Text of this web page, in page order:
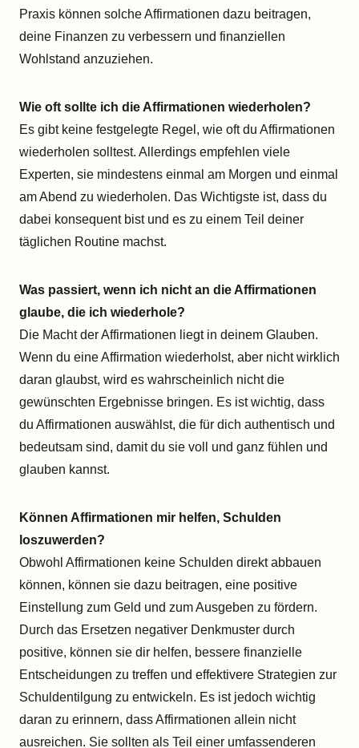
Praxis können solche Affirmationen dazu beitragen,
deine Finanzen zu verbessern und finanziellen
Wohlstand anzuziehen.
Wie oft sollte ich die Affirmationen wiederholen?
Es gibt keine festgelegte Regel, wie oft du Affirmationen
wiederholen solltest. Allerdings empfehlen viele
Experten, sie mindestens einmal am Morgen und einmal
am Abend zu wiederholen. Das Wichtigste ist, dass du
dabei konsequent bist und es zu einem Teil deiner
täglichen Routine machst.
Was passiert, wenn ich nicht an die Affirmationen
glaube, die ich wiederhole?
Die Macht der Affirmationen liegt in deinem Glauben.
Wenn du eine Affirmation wiederholst, aber nicht wirklich
daran glaubst, wird es wahrscheinlich nicht die
gewünschten Ergebnisse bringen. Es ist wichtig, dass
du Affirmationen auswählst, die für dich authentisch und
bedeutsam sind, damit du sie voll und ganz fühlen und
glauben kannst.
Können Affirmationen mir helfen, Schulden
loszuwerden?
Obwohl Affirmationen keine Schulden direkt abbauen
können, können sie dazu beitragen, eine positive
Einstellung zum Geld und zum Ausgeben zu fördern.
Durch das Ersetzen negativer Denkmuster durch
positive, können sie dir helfen, bessere finanzielle
Entscheidungen zu treffen und effektivere Strategien zur
Schuldentilgung zu entwickeln. Es ist jedoch wichtig
daran zu erinnern, dass Affirmationen allein nicht
ausreichen. Sie sollten als Teil einer umfassenderen